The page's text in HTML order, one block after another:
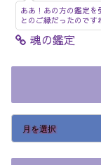
ああ！あの方の鑑定
とのご縁だったのです
魂の鑑定